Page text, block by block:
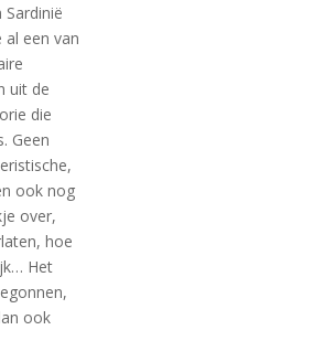
al een van
uit de
die
Geen
ook nog
over,
hoe
Het
ook